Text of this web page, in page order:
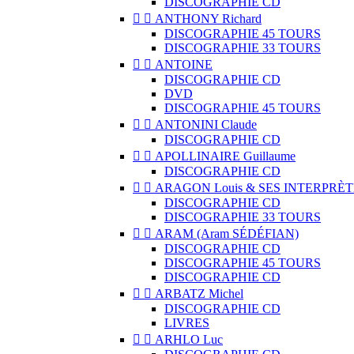
  ANTHONY Richard
DISCOGRAPHIE 45 TOURS
DISCOGRAPHIE 33 TOURS
  ANTOINE
DISCOGRAPHIE CD
DVD
DISCOGRAPHIE 45 TOURS
  ANTONINI Claude
DISCOGRAPHIE CD
  APOLLINAIRE Guillaume
DISCOGRAPHIE CD
  ARAGON Louis & SES
DISCOGRAPHIE CD
DISCOGRAPHIE 33 TOURS
  ARAM (Aram SÉDÉFIAN)
DISCOGRAPHIE CD
DISCOGRAPHIE 45 TOURS
DISCOGRAPHIE CD
  ARBATZ Michel
DISCOGRAPHIE CD
LIVRES
  ARHLO Luc